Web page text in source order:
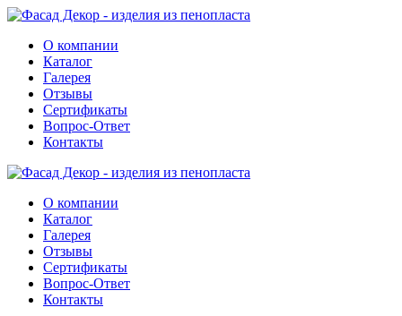
О компании
Каталог
Галерея
Отзывы
Сертификаты
Вопрос-Ответ
Контакты
О компании
Каталог
Галерея
Отзывы
Сертификаты
Вопрос-Ответ
Контакты